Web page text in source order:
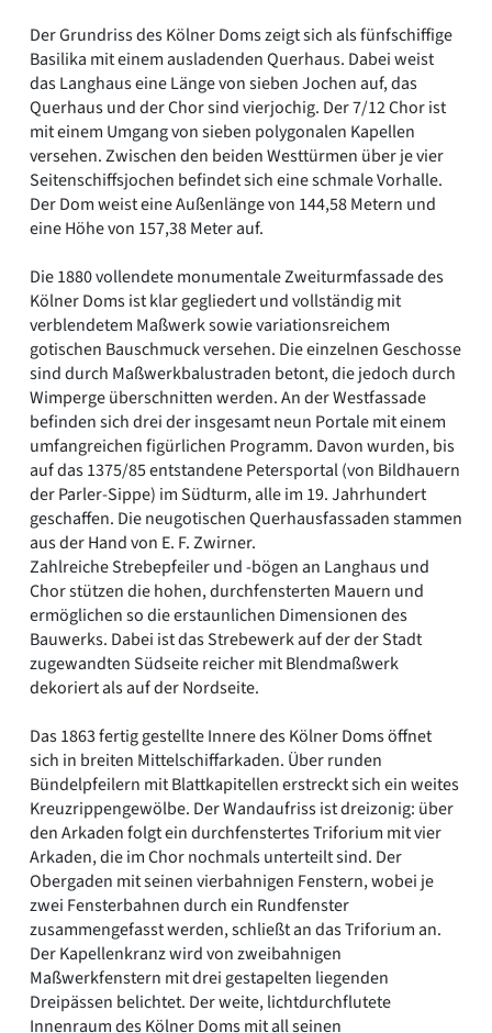
Der Grundriss des Kölner Doms zeigt sich als fünfschiffige
Basilika mit einem ausladenden Querhaus. Dabei weist
das Langhaus eine Länge von sieben Jochen auf, das
Querhaus und der Chor sind vierjochig. Der 7/12 Chor ist
mit einem Umgang von sieben polygonalen Kapellen
versehen. Zwischen den beiden Westtürmen über je vier
Seitenschiffsjochen befindet sich eine schmale Vorhalle.
Der Dom weist eine Außenlänge von 144,58 Metern und
eine Höhe von 157,38 Meter auf.
Die 1880 vollendete monumentale Zweiturmfassade des
Kölner Doms ist klar gegliedert und vollständig mit
verblendetem Maßwerk sowie variationsreichem
gotischen Bauschmuck versehen. Die einzelnen Geschosse
sind durch Maßwerkbalustraden betont, die jedoch durch
Wimperge überschnitten werden. An der Westfassade
befinden sich drei der insgesamt neun Portale mit einem
umfangreichen figürlichen Programm. Davon wurden, bis
auf das 1375/85 entstandene Petersportal (von Bildhauern
der Parler-Sippe) im Südturm, alle im 19. Jahrhundert
geschaffen. Die neugotischen Querhausfassaden stammen
aus der Hand von E. F. Zwirner.
Zahlreiche Strebepfeiler und -bögen an Langhaus und
Chor stützen die hohen, durchfensterten Mauern und
ermöglichen so die erstaunlichen Dimensionen des
Bauwerks. Dabei ist das Strebewerk auf der der Stadt
zugewandten Südseite reicher mit Blendmaßwerk
dekoriert als auf der Nordseite.
Das 1863 fertig gestellte Innere des Kölner Doms öffnet
sich in breiten Mittelschiffarkaden. Über runden
Bündelpfeilern mit Blattkapitellen erstreckt sich ein weites
Kreuzrippengewölbe. Der Wandaufriss ist dreizonig: über
den Arkaden folgt ein durchfenstertes Triforium mit vier
Arkaden, die im Chor nochmals unterteilt sind. Der
Obergaden mit seinen vierbahnigen Fenstern, wobei je
zwei Fensterbahnen durch ein Rundfenster
zusammengefasst werden, schließt an das Triforium an.
Der Kapellenkranz wird von zweibahnigen
Maßwerkfenstern mit drei gestapelten liegenden
Dreipässen belichtet. Der weite, lichtdurchflutete
Innenraum des Kölner Doms mit all seinen